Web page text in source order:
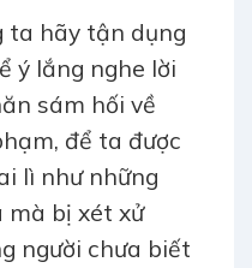
ta hãy tận dụng
ý lắng nghe lời
sám hối về
để ta được
lì như những
mà bị xét xử
người chưa biết